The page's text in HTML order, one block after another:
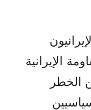
الإيرانية
الخطر